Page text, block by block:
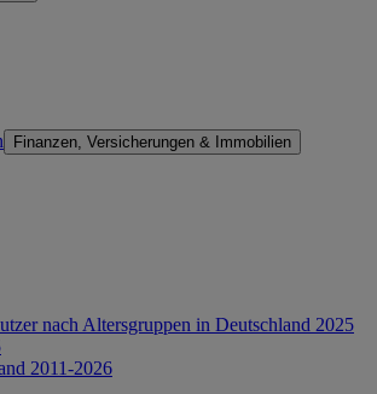
Finanzen, Versicherungen & Immobilien
nach Altersgruppen in Deutschland 2025
2011-2026